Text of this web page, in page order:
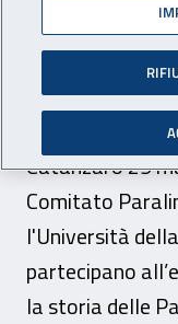
cultura
Catanzaro 29
Comitato
l'Università
partecipano
la storia delle